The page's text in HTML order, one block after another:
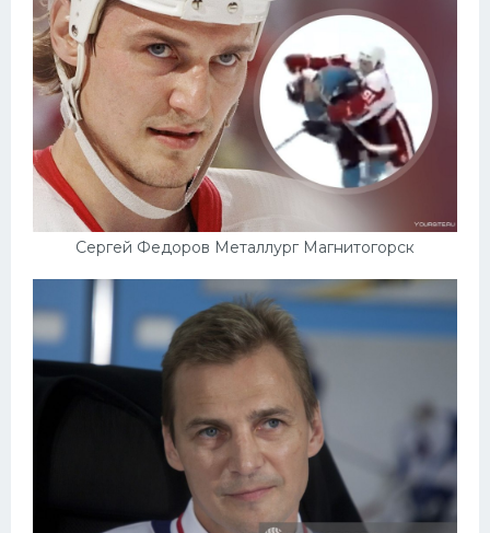
Сергей Федоров Металлург Магнитогорск